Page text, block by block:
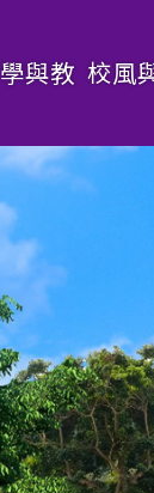
學與教 校風